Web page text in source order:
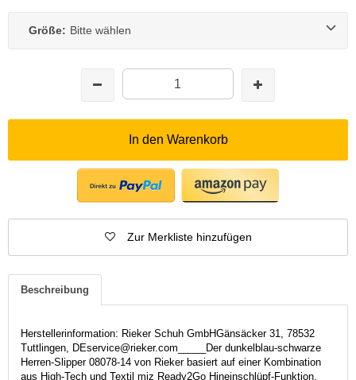
Größe: Bitte wählen
In den Warenkorb
Zur Merkliste hinzufügen
Beschreibung
Herstellerinformation: Rieker Schuh GmbHGänsäcker 31, 78532
Tuttlingen, DEservice@rieker.com_____Der dunkelblau-schwarze
Herren-Slipper 08078-14 von Rieker basiert auf einer Kombination
aus High-Tech und Textil miz Ready2Go Hineinschlüpf-Funktion.